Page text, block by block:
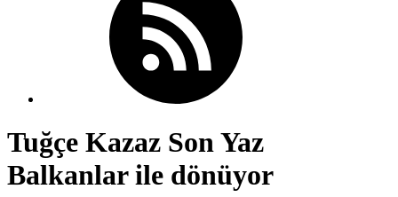
Tuğçe Kazaz Son Yaz
Balkanlar ile dönüyor